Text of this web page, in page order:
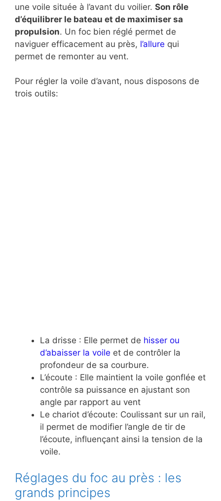
une voile située à l’avant du voilier. Son rôle
d’équilibrer le bateau et de maximiser sa
propulsion. Un foc bien réglé permet de
naviguer efficacement au près, l’allure qui
permet de remonter au vent.
Pour régler la voile d’avant, nous disposons de
trois outils:
La drisse : Elle permet de hisser ou
d’abaisser la voile et de contrôler la
profondeur de sa courbure.
L’écoute : Elle maintient la voile gonflée et
contrôle sa puissance en ajustant son
angle par rapport au vent
Le chariot d’écoute: Coulissant sur un rail,
il permet de modifier l’angle de tir de
l’écoute, influençant ainsi la tension de la
voile.
Réglages du foc au près : les
grands principes